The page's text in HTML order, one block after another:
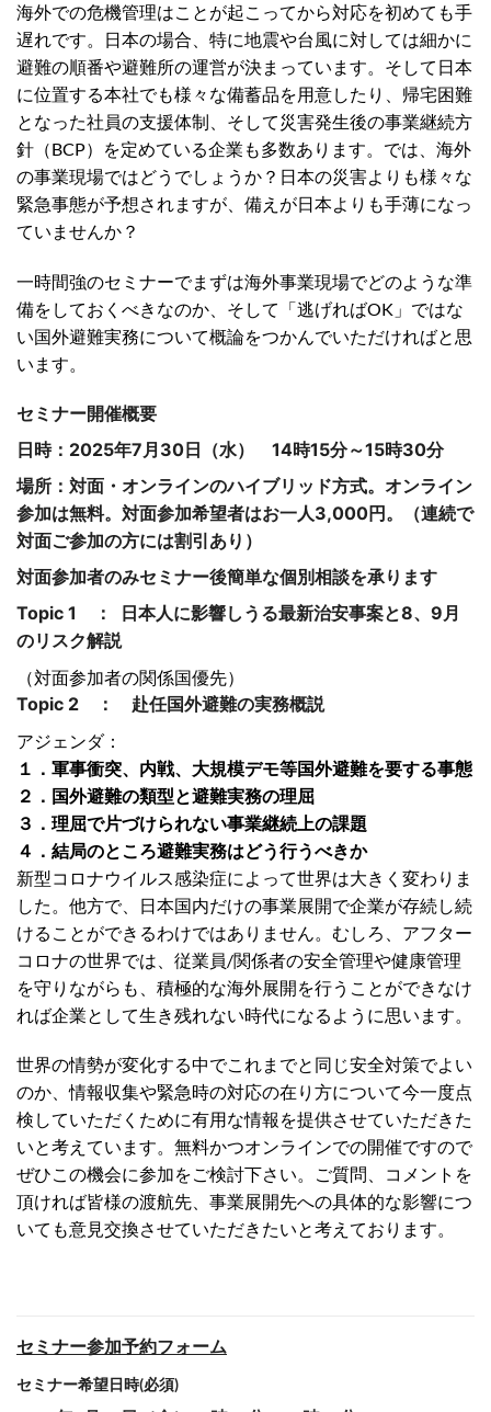
海外での危機管理はことが起こってから対応を初めても手
遅れです。日本の場合、特に地震や台風に対しては細かに
避難の順番や避難所の運営が決まっています。そして日本
に位置する本社でも様々な備蓄品を用意したり、帰宅困難
となった社員の支援体制、そして災害発生後の事業継続方
針（BCP）を定めている企業も多数あります。では、海外
の事業現場ではどうでしょうか？日本の災害よりも様々な
緊急事態が予想されますが、備えが日本よりも手薄になっ
ていませんか？
一時間強のセミナーでまずは海外事業現場でどのような準
備をしておくべきなのか、そして「逃げればOK」ではな
い国外避難実務について概論をつかんでいただければと思
います。
セミナー開催概要
日時：2025年7月30日（水） 14時15分～15時30分
場所：対面・オンラインのハイブリッド方式。オンライン
参加は無料。対面参加希望者はお一人3,000円。（連続で
対面ご参加の方には割引あり）
対面参加者のみセミナー後簡単な個別相談を承ります
Topic 1 ： 日本人に影響しうる最新治安事案と8、9月
のリスク解説
（対面参加者の関係国優先）
Topic 2 ： 赴任国外避難の実務概説
アジェンダ：
１．軍事衝突、内戦、大規模デモ等国外避難を要する事態
２．国外避難の類型と避難実務の理屈
３．理屈で片づけられない事業継続上の課題
４．結局のところ避難実務はどう行うべきか
新型コロナウイルス感染症によって世界は大きく変わりま
した。他方で、日本国内だけの事業展開で企業が存続し続
けることができるわけではありません。むしろ、アフター
コロナの世界では、従業員/関係者の安全管理や健康管理
を守りながらも、積極的な海外展開を行うことができなけ
れば企業として生き残れない時代になるように思います。
世界の情勢が変化する中でこれまでと同じ安全対策でよい
のか、情報収集や緊急時の対応の在り方について今一度点
検していただくために有用な情報を提供させていただきた
いと考えています。無料かつオンラインでの開催ですので
ぜひこの機会に参加をご検討下さい。ご質問、コメントを
頂ければ皆様の渡航先、事業展開先への具体的な影響につ
いても意見交換させていただきたいと考えております。
セミナー参加予約フォーム
セミナー希望日時(必須)